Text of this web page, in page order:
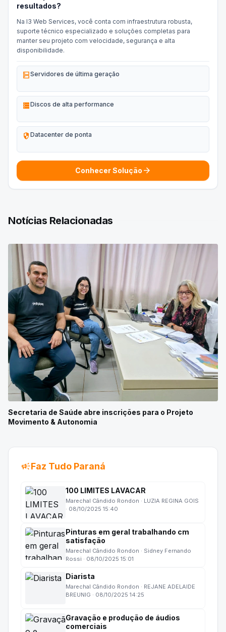
resultados?
Na I3 Web Services, você conta com infraestrutura robusta,
suporte técnico especializado e soluções completas para
manter seu projeto com velocidade, segurança e alta
disponibilidade.
dnsServidores de última geração
storageDiscos de alta performance
security Datacenter de ponta
Conhecer Solução arrow_forward
Notícias Relacionadas
Secretaria de Saúde abre inscrições para o Projeto
Movimento & Autonomia
campaignFaz Tudo Paraná
100 LIMITES LAVACAR
Marechal Cândido Rondon · LUZIA REGINA GOIS
· 08/10/2025 15:40
Pinturas em geral trabalhando cm
satisfação
Marechal Cândido Rondon · Sidney Fernando
Rossi · 08/10/2025 15:01
Diarista
Marechal Cândido Rondon · REJANE ADELAIDE
BREUNIG · 08/10/2025 14:25
Gravação e produção de áudios
comerciais